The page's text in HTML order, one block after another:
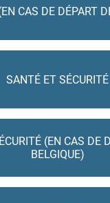
CAS DE DÉPART
SANTÉ ET SÉCURITÉ
(EN CAS DE
BELGIQUE)